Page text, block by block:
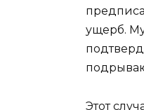
ущерб.
Этот